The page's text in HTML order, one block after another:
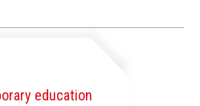
education